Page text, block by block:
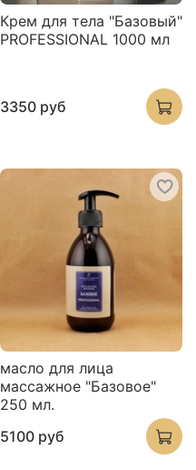
Крем для тела "Базовый"
PROFESSIONAL 1000 мл
3350 руб
масло для лица
массажное "Базовое"
250 мл.
5100 руб